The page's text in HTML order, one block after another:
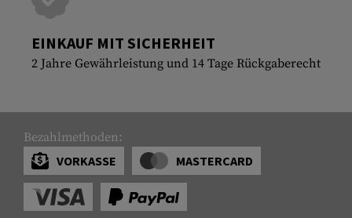
EINKAUF MIT SICHERHEIT
2 Jahre Gewährleistung und 14 Tage Rückgaberecht
Bezahlmethoden:
VORKASSE
MASTERCARD